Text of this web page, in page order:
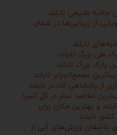
جاذبه طبیعی تایلند
از زیبایی‌ها در شمال
تایلند
ملی بزرگ تایلند
مجمع‌الجزایر تایلند
از پادشاهی لانا در تایلند
مقاصد سفر در کل آسیا
و بهترین مکان برای
تایلند
عاشقان ورزش‌های آبی از